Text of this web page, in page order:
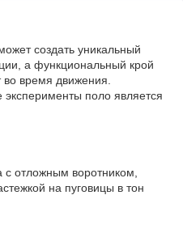
создать уникальный
а функциональный крой
время движения.
поло является
с отложным воротником,
на пуговицы в тон